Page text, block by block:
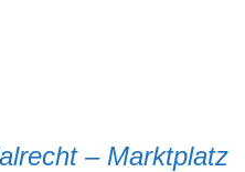
– Marktplatz